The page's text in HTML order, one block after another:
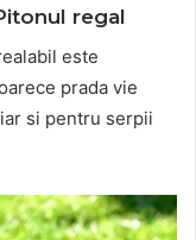
regal
este
prada vie
si pentru serpii